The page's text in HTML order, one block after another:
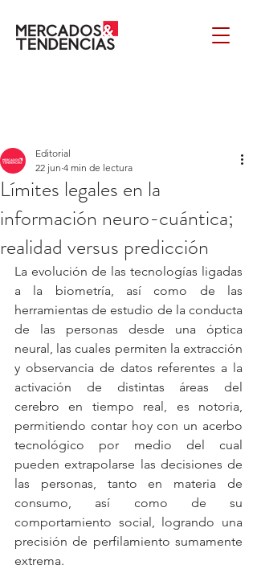
Límites legales en la
información neuro-cuántica;
realidad versus predicción
Editorial
22 jun 4 min de lectura
La evolución de las tecnologías ligadas
a la biometría, así como de las
herramientas de estudio de la conducta
de las personas desde una óptica
neural, las cuales permiten la extracción
y observancia de datos referentes a la
activación de distintas áreas del
cerebro en tiempo real, es notoria,
permitiendo contar hoy con un acerbo
tecnológico por medio del cual
pueden extrapolarse las decisiones de
las personas, tanto en materia de
consumo, así como de su
comportamiento social, logrando una
precisión de perfilamiento sumamente
extrema.